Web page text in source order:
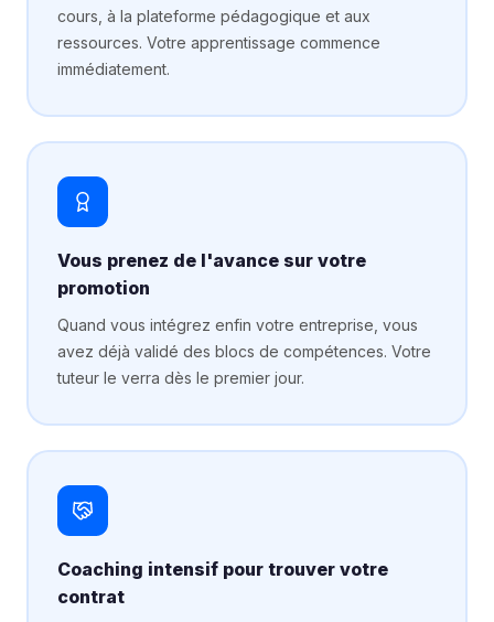
cours, à la plateforme pédagogique et aux
ressources. Votre apprentissage commence
immédiatement.
Vous prenez de l'avance sur votre
promotion
Quand vous intégrez enfin votre entreprise, vous
avez déjà validé des blocs de compétences. Votre
tuteur le verra dès le premier jour.
Coaching intensif pour trouver votre
contrat